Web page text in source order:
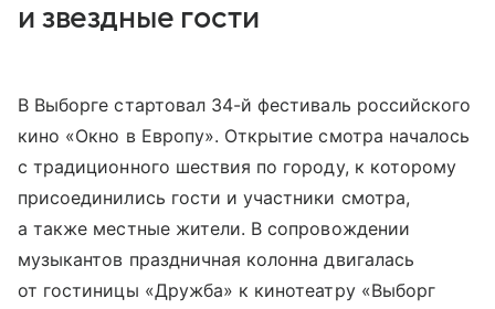
и звездные гости
В Выборге стартовал 34-й фестиваль российского
кино «Окно в Европу». Открытие смотра началось
с традиционного шествия по городу, к которому
присоединились гости и участники смотра,
а также местные жители. В сопровождении
музыкантов праздничная колонна двигалась
от гостиницы «Дружба» к кинотеатру «Выборг